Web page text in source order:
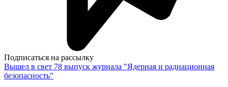
Подписаться на рассылку
Вышел в свет 78 выпуск журнала "Ядерная и радиационная
безопасность"